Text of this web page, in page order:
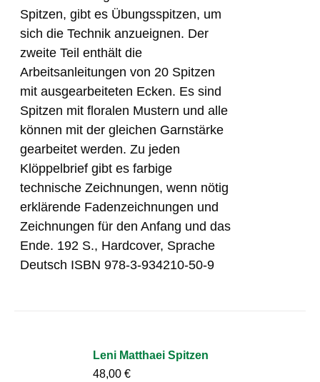
Spitzen, gibt es Übungsspitzen, um
sich die Technik anzueignen. Der
zweite Teil enthält die
Arbeitsanleitungen von 20 Spitzen
mit ausgearbeiteten Ecken. Es sind
Spitzen mit floralen Mustern und alle
können mit der gleichen Garnstärke
gearbeitet werden. Zu jeden
Klöppelbrief gibt es farbige
technische Zeichnungen, wenn nötig
erklärende Fadenzeichnungen und
Zeichnungen für den Anfang und das
Ende. 192 S., Hardcover, Sprache
Deutsch ISBN 978-3-934210-50-9
Leni Matthaei Spitzen
48,00€